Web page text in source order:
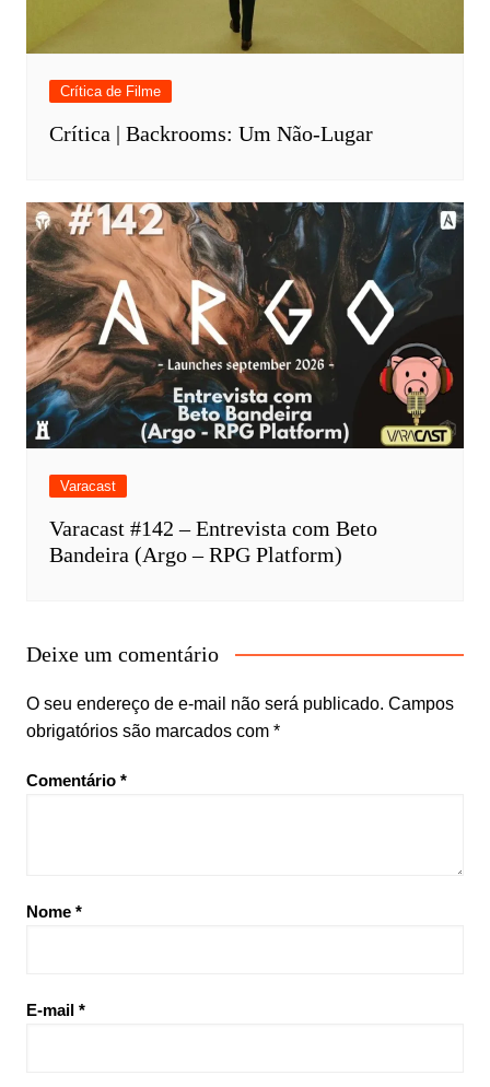
Crítica de Filme
Crítica | Backrooms: Um Não-Lugar
Varacast
Varacast #142 – Entrevista com Beto
Bandeira (Argo – RPG Platform)
Deixe um comentário
O seu endereço de e-mail não será publicado. Campos
obrigatórios são marcados com *
Comentário *
Nome *
E-mail *